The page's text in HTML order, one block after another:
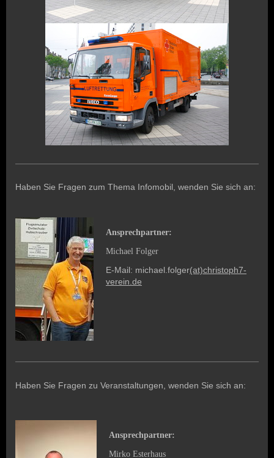
Haben Sie Fragen zum Thema Infomobil, wenden Sie sich an:
Ansprechpartner:
Michael Folger
E-Mail: michael.folger(at)christoph7-
verein.de
Haben Sie Fragen zu Veranstaltungen, wenden Sie sich an:
Ansprechpartner:
Mirko Esterhaus